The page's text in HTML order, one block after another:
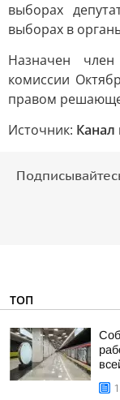
выборах
выборах в
Назначен член
комиссии
правом
Источник:
ТОП